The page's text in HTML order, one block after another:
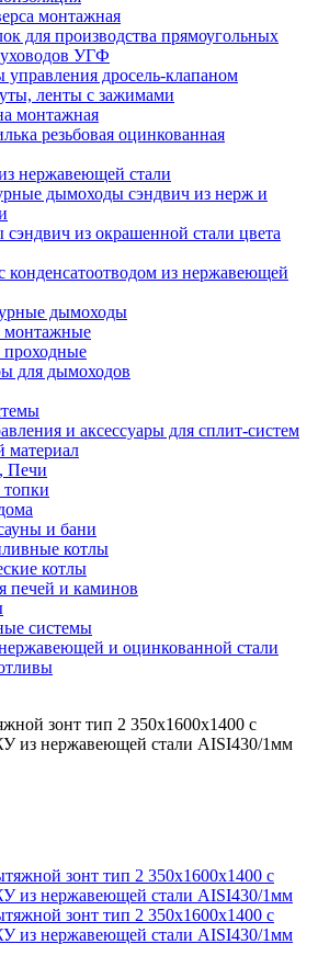
монтажная
для производства прямоугольных
УГФ
управления дросель-клапаном
ленты с зажимами
монтажная
резьбовая оцинкованная
нержавеющей стали
дымоходы сэндвич из нерж и
из окрашенной стали цвета
конденсатоотводом из нержавеющей
дымоходы
монтажные
для дымоходов
и аксессуары для сплит-систем
материал
Печи
и бани
котлы
котлы
печей и каминов
системы
и оцинкованной стали
зонт тип 2 350х1600х1400 с
из нержавеющей стали AISI430/1мм